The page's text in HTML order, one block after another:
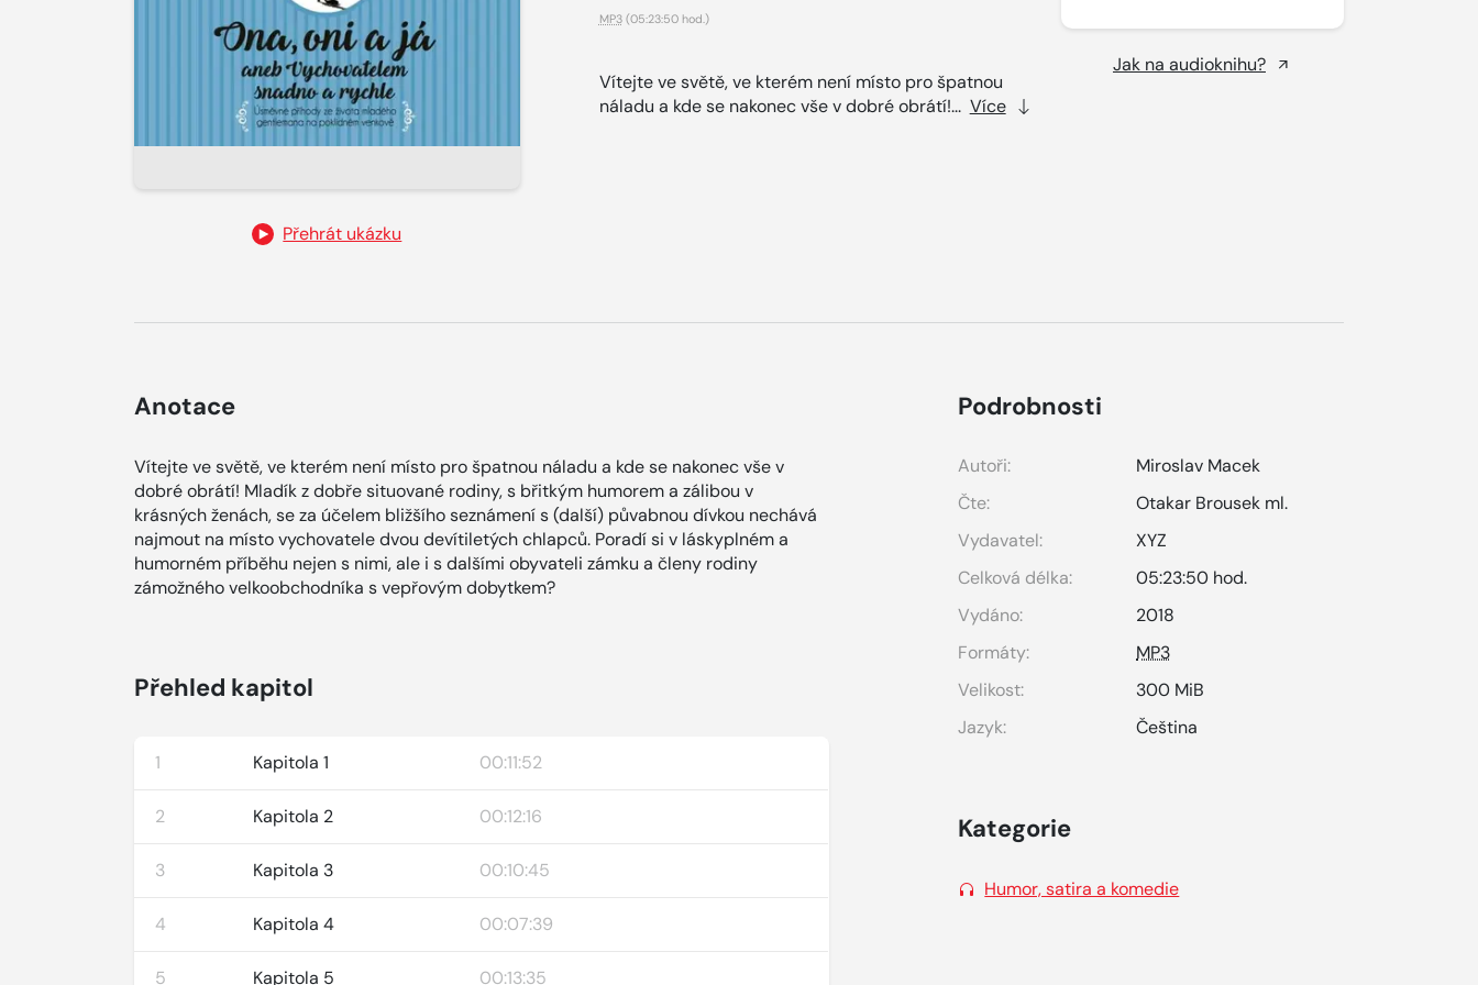
Přehrát ukázku
MP3(05:23:50 hod.)
Vítejte ve světě, ve kterém není místo pro špatnou
náladu a kde se nakonec vše v dobré obrátí!... Více
Jak na audioknihu?
Anotace
Vítejte ve světě, ve kterém není místo pro špatnou náladu a kde se nakonec vše v
dobré obrátí! Mladík z dobře situované rodiny, s břitkým humorem a zálibou v
krásných ženách, se za účelem bližšího seznámení s (další) půvabnou dívkou nechává
najmout na místo vychovatele dvou devítiletých chlapců. Poradí si v láskyplném a
humorném příběhu nejen s nimi, ale i s dalšími obyvateli zámku a členy rodiny
zámožného velkoobchodníka s vepřovým dobytkem?
Přehled kapitol
1 Kapitola 1 00:11:52
2 Kapitola 2 00:12:16
3 Kapitola 3 00:10:45
4 Kapitola 4 00:07:39
5 Kapitola 5 00:13:35
Podrobnosti
Autoři:
Miroslav Macek
Čte:
Otakar Brousek ml.
Vydavatel:
XYZ
Celková délka:
05:23:50 hod.
Vydáno:
2018
Formáty:
MP3
Velikost:
300 MiB
Jazyk:
Čeština
Kategorie
Humor, satira a komedie